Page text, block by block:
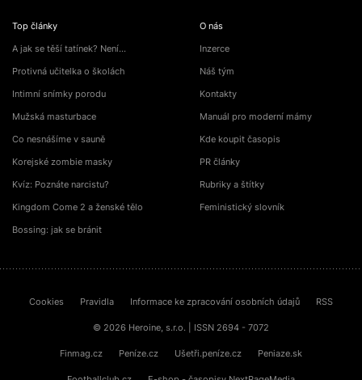
Top články
A jak se těší tatínek? Není…
Protivná učitelka o školách
Intimní snímky porodu
Mužská masturbace
Co nesnášíme v sauně
Korejské zombie masky
Kvíz: Poznáte narcistu?
Kingdom Come 2 a ženské tělo
Bossing: jak se bránit
O nás
Inzerce
Náš tým
Kontakty
Manuál pro moderní mámy
Kde koupit časopis
PR články
Rubriky a štítky
Feministický slovník
Cookies Pravidla Informace ke zpracování osobních údajů RSS
© 2026 Heroine, s.r.o. | ISSN 2694 - 7072
Finmag.cz Peníze.cz Ušetři.peníze.cz Peniaze.sk